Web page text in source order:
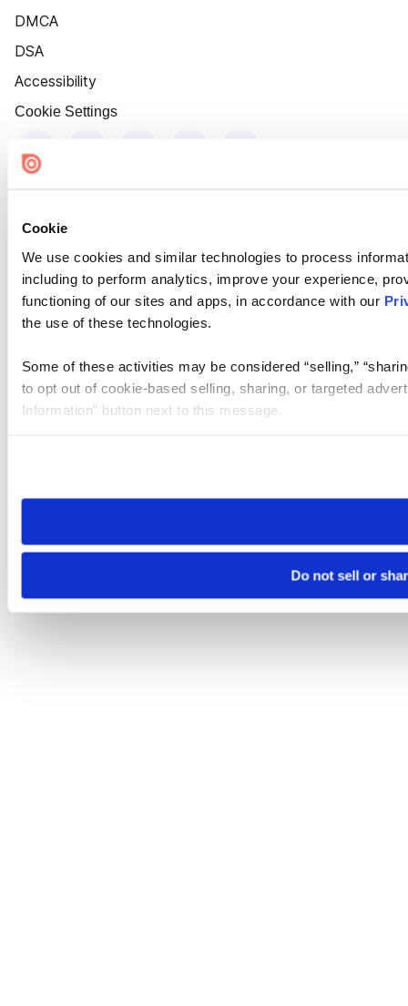
Cookie
We use cookies and similar technologies to process
including to perform analytics, improve your experience,
functioning of our sites and apps, in accordance with our
the use of these technologies.
Some of these activities may be considered “selling,”
to opt out of cookie-based selling, sharing, or targeted
Information” button next to this message.
need to be set again.
Do not sell or
DMCA
DSA
Accessibility
Cookie Settings